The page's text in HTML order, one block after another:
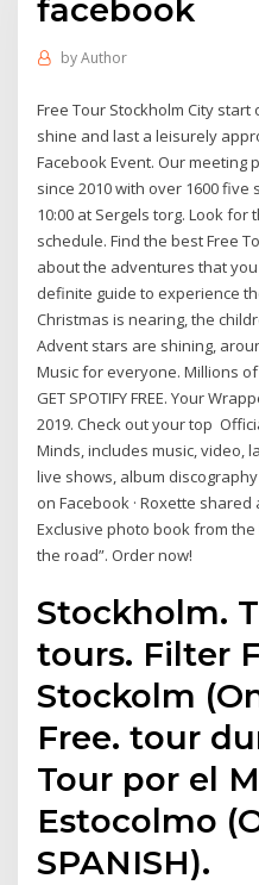
facebook
byAuthor
Free Tour Stockholm City
shine and last a leisurely
Facebook Event. Our meeting
since 2010 with over 1600
10:00 at Sergels torg. Look for
schedule. Find the best Free
about the adventures that
definite guide to experience
Christmas is nearing, the
Advent stars are shining,
Music for everyone. Millions
GET SPOTIFY FREE. Your
2019. Check out your top
Minds, includes music, video,
live shows, album
on Facebook · Roxette
Exclusive photo book from
the road”. Order now!
Stockholm.
tours. Filter
Stockolm
Free. tour
Tour por el
Estocolmo
SPANISH).